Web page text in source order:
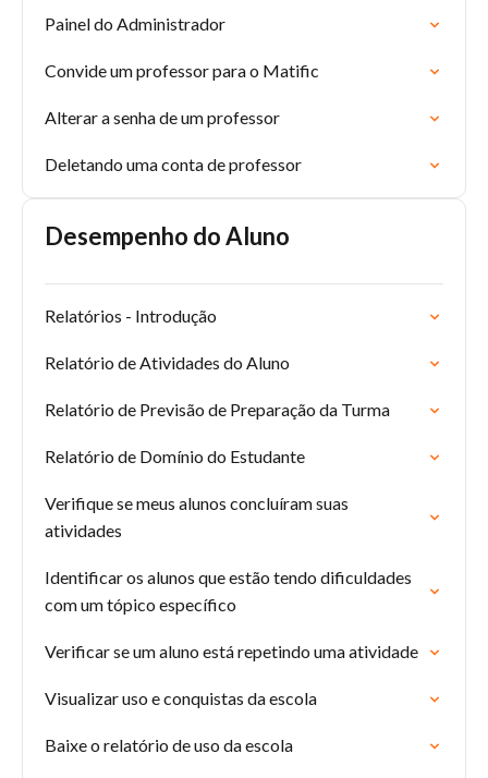
Painel do Administrador
Convide um professor para o Matific
Alterar a senha de um professor
Deletando uma conta de professor
Desempenho do Aluno
Relatórios - Introdução
Relatório de Atividades do Aluno
Relatório de Previsão de Preparação da Turma
Relatório de Domínio do Estudante
Verifique se meus alunos concluíram suas
atividades
Identificar os alunos que estão tendo dificuldades
com um tópico específico
Verificar se um aluno está repetindo uma atividade
Visualizar uso e conquistas da escola
Baixe o relatório de uso da escola